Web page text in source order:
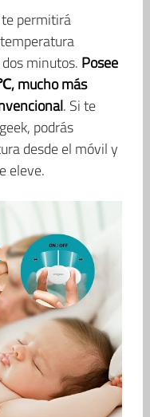
permitirá
minutos. Posee
mucho más
. Si te
podrás
desde el móvil y
eleve.